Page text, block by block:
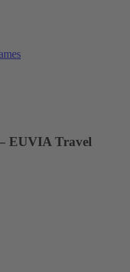
EUVIA Travel